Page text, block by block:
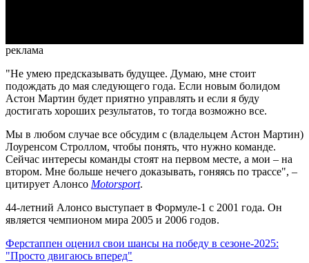
реклама
"Не умею предсказывать будущее. Думаю, мне стоит
подождать до мая следующего года. Если новым болидом
Астон Мартин будет приятно управлять и если я буду
достигать хороших результатов, то тогда возможно все.
Мы в любом случае все обсудим с (владельцем Астон Мартин)
Лоуренсом Строллом, чтобы понять, что нужно команде.
Сейчас интересы команды стоят на первом месте, а мои – на
втором. Мне больше нечего доказывать, гоняясь по трассе", –
цитирует Алонсо Motorsport.
44-летний Алонсо выступает в Формуле-1 с 2001 года. Он
является чемпионом мира 2005 и 2006 годов.
Ферстаппен оценил свои шансы на победу в сезоне-2025:
"Просто двигаюсь вперед"